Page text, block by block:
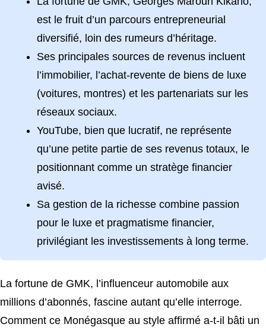
est le fruit d’un parcours entrepreneurial
diversifié, loin des rumeurs d’héritage.
Ses principales sources de revenus incluent
l’immobilier, l’achat-revente de biens de luxe
(voitures, montres) et les partenariats sur les
réseaux sociaux.
YouTube, bien que lucratif, ne représente
qu’une petite partie de ses revenus totaux, le
positionnant comme un stratège financier
avisé.
Sa gestion de la richesse combine passion
pour le luxe et pragmatisme financier,
privilégiant les investissements à long terme.
La fortune de GMK, l’influenceur automobile aux
millions d’abonnés, fascine autant qu’elle interroge.
Comment ce Monégasque au style affirmé a-t-il bâti un